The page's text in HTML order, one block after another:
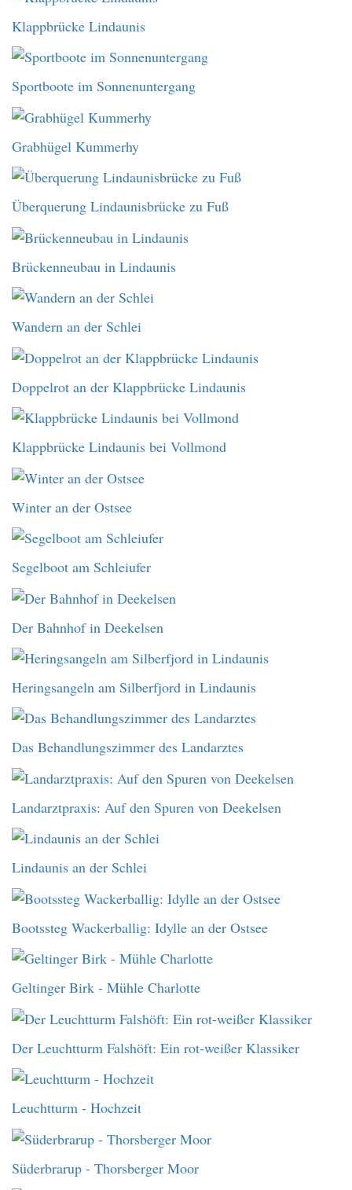
Klappbrücke Lindaunis
Sportboote im Sonnenuntergang
Grabhügel Kummerhy
Überquerung Lindaunisbrücke zu Fuß
Brückenneubau in Lindaunis
Wandern an der Schlei
Doppelrot an der Klappbrücke Lindaunis
Klappbrücke Lindaunis bei Vollmond
Winter an der Ostsee
Segelboot am Schleiufer
Der Bahnhof in Deekelsen
Heringsangeln am Silberfjord in Lindaunis
Das Behandlungszimmer des Landarztes
Landarztpraxis: Auf den Spuren von Deekelsen
Lindaunis an der Schlei
Bootssteg Wackerballig: Idylle an der Ostsee
Geltinger Birk - Mühle Charlotte
Der Leuchtturm Falshöft: Ein rot-weißer Klassiker
Leuchtturm - Hochzeit
Süderbrarup - Thorsberger Moor